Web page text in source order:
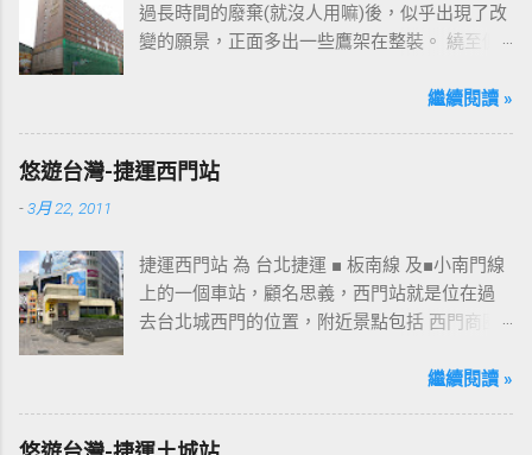
過長時間的廢棄(就沒人用嘛)後，似乎出現了改
變的願景，正面多出一些鷹架在整裝。 繞至側
桃園的民眾又有一個聚餐旅遊的好去處囉!!但今
趴走將持續為讀者們追蹤其動態消息，請各位
開始期待開幕日的來臨吧！ 南華飯店施工中現
繼續閱讀 »
悠遊台灣-捷運西門站
-3月 22, 2011
捷運西門站 為 台北捷運 ■ 板南線 及■小南門線
上的一個車站，顧名思義，西門站就是位在過
去台北城西門的位置，附近景點包括 西門商圈
圖中的六號出口，因位處 西門商圈 之入口，成
等候的標的物，也是是最容易堵塞的出口。 捷
繼續閱讀 »